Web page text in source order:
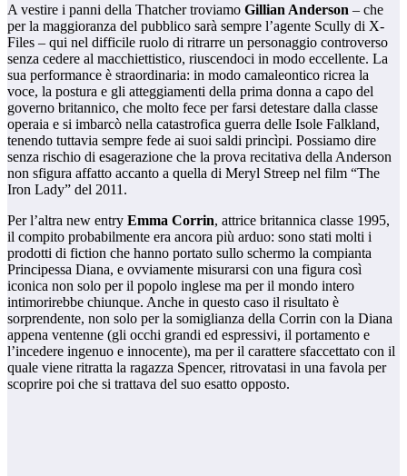
A vestire i panni della Thatcher troviamo Gillian Anderson – che
per la maggioranza del pubblico sarà sempre l’agente Scully di X-
Files – qui nel difficile ruolo di ritrarre un personaggio controverso
senza cedere al macchiettistico, riuscendoci in modo eccellente. La
sua performance è straordinaria: in modo camaleontico ricrea la
voce, la postura e gli atteggiamenti della prima donna a capo del
governo britannico, che molto fece per farsi detestare dalla classe
operaia e si imbarcò nella catastrofica guerra delle Isole Falkland,
tenendo tuttavia sempre fede ai suoi saldi princìpi. Possiamo dire
senza rischio di esagerazione che la prova recitativa della Anderson
non sfigura affatto accanto a quella di Meryl Streep nel film “The
Iron Lady” del 2011.
Per l’altra new entry Emma Corrin, attrice britannica classe 1995,
il compito probabilmente era ancora più arduo: sono stati molti i
prodotti di fiction che hanno portato sullo schermo la compianta
Principessa Diana, e ovviamente misurarsi con una figura così
iconica non solo per il popolo inglese ma per il mondo intero
intimorirebbe chiunque. Anche in questo caso il risultato è
sorprendente, non solo per la somiglianza della Corrin con la Diana
appena ventenne (gli occhi grandi ed espressivi, il portamento e
l’incedere ingenuo e innocente), ma per il carattere sfaccettato con il
quale viene ritratta la ragazza Spencer, ritrovatasi in una favola per
scoprire poi che si trattava del suo esatto opposto.